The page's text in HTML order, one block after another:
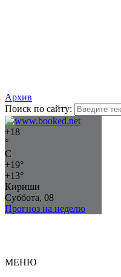
Архив
Поиск по сайту:
+18
°
C
+19°
+13°
Кириши
Суббота, 08
Прогноз на неделю
МЕНЮ